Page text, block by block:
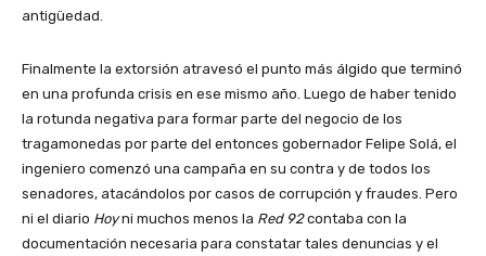
antigüedad.
Finalmente la extorsión atravesó el punto más álgido que terminó
en una profunda crisis en ese mismo año. Luego de haber tenido
la rotunda negativa para formar parte del negocio de los
tragamonedas por parte del entonces gobernador Felipe Solá, el
ingeniero comenzó una campaña en su contra y de todos los
senadores, atacándolos por casos de corrupción y fraudes. Pero
ni el diario Hoyni muchos menos la Red 92contaba con la
documentación necesaria para constatar tales denuncias y el